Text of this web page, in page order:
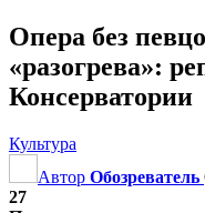
Опера без
«разогрева»:
Консерватории
Культура
Автор Обозреватель
27